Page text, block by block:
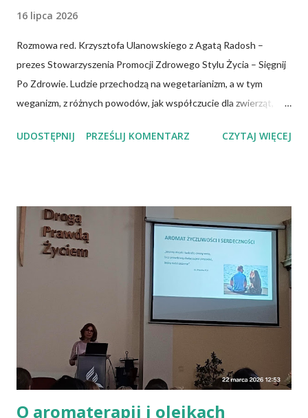
16 lipca 2026
Rozmowa red. Krzysztofa Ulanowskiego z Agatą Radosh –
prezes Stowarzyszenia Promocji Zdrowego Stylu Życia – Sięgnij
Po Zdrowie. Ludzie przechodzą na wegetarianizm, a w tym
weganizm, z różnych powodów, jak współczucie dla zwierząt,
Wiadomo, że czerwone mięso zwiększa ryzyko nowotworów,
składników? Talerz, nie słupki Albo inaczej – czy przechodząc na
wegetarianizm, a zwłaszcza weganizm, trzeba się liczyć z tym, że
wszystkie składniki będzie się skrupulatnie sumowało w
słupkach? – Nie ma takiej potrzeby – uspokaja Agata Radosh,
prezes Stowarzyszenia Promocji Zdrowego Stylu Życia – Sięgnij
Po Zdrowie. – Choć owszem, gdy chcemy nauczyć się podstaw
komponowania diety wegańskiej, możemy spisywać to, co
spożywamy, w jakich ilościach, jaką ma to wartość od...
UDOSTĘPNIJ PRZEŚLIJ KOMENTARZ CZYTAJ WIĘCEJ
O aromaterapii i olejkach